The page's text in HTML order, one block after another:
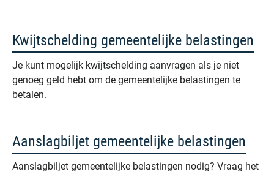
Kwijtschelding gemeentelijke belastingen
Je kunt mogelijk kwijtschelding aanvragen als je niet
genoeg geld hebt om de gemeentelijke belastingen te
betalen.
Aanslagbiljet gemeentelijke belastingen
Aanslagbiljet gemeentelijke belastingen nodig? Vraag het